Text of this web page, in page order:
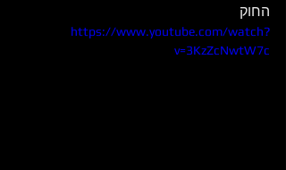
החוק
https://www.youtube.com/watch?
v=3KzZcNwtW7c